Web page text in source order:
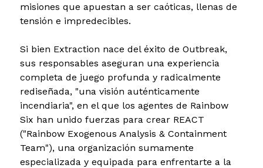
misiones que apuestan a ser caóticas, llenas de
tensión e impredecibles.
Si bien Extraction nace del éxito de Outbreak,
sus responsables aseguran una experiencia
completa de juego profunda y radicalmente
rediseñada, "una visión auténticamente
incendiaria", en el que los agentes de Rainbow
Six han unido fuerzas para crear REACT
("Rainbow Exogenous Analysis & Containment
Team"), una organización sumamente
especializada y equipada para enfrentarte a la